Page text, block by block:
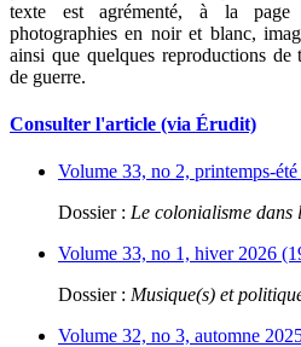
texte est agrémenté, à la page
photographies en noir et blanc,
ainsi que quelques reproductions de
de guerre.
Consulter l'article (via Érudit)
Volume 33, no 2, printemps-
Dossier : Le colonialisme dans
Volume 33, no 1, hiver 2026
Dossier : Musique(s) et
Volume 32, no 3, automne